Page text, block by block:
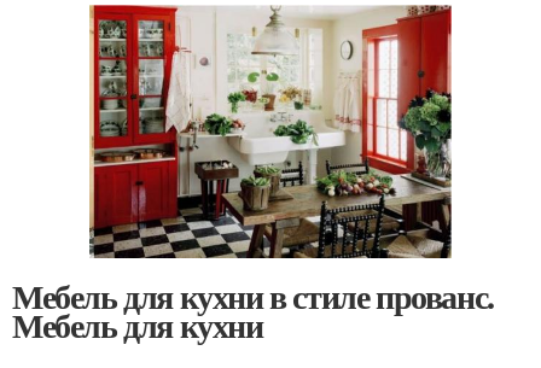
Мебель для кухни в стиле прованс.
Мебель для кухни